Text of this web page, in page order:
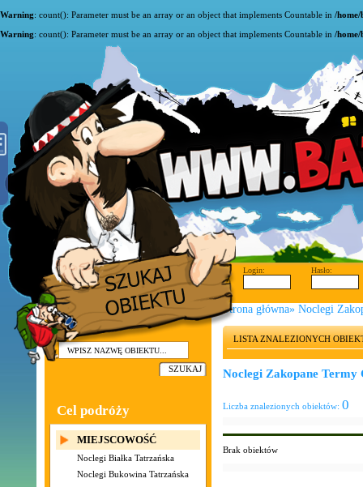
Warning: count(): Parameter must be an array or an object that implements Countable in /
Warning: count(): Parameter must be an array or an object that implements Countable in /
Login: Hasło:
Cel podróży
MIEJSCOWOŚĆ
Noclegi Białka Tatrzańska
Noclegi Bukowina Tatrzańska
Strona główna» Noclegi
LISTA ZNALEZIONYCH
Noclegi Zakopane Termy
Liczba znalezionych obiektów: 0
Brak obiektów